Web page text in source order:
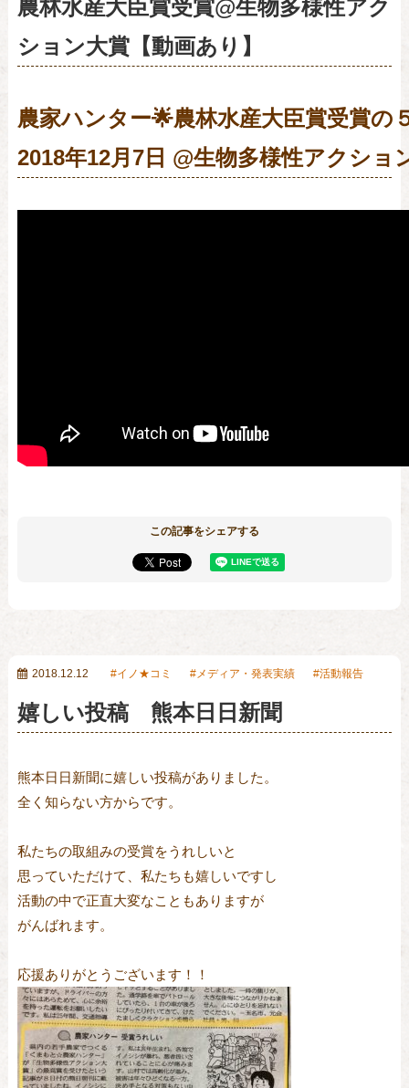
農林水産大臣賞受賞@生物多様性アク
ション大賞【動画あり】
農家ハンター🌟農林水産大臣賞受賞の
2018年12月7日 @生物多様性アクショ
この記事をシェアする
2018.12.12 イノ★コミ メディア・発表実績 活動報告
嬉しい投稿 熊本日日新聞
熊本日日新聞に嬉しい投稿がありました。
全く知らない方からです。
私たちの取組みの受賞をうれしいと
思っていただけて、私たちも嬉しいですし
活動の中で正直大変なこともありますが
がんばれます。
応援ありがとうございます！！